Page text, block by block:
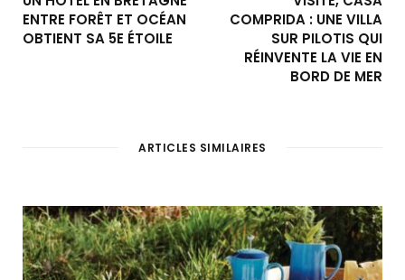
ENTRE FORÊT ET OCÉAN
OBTIENT SA 5E ÉTOILE
COMPRIDA : UNE VILLA
SUR PILOTIS QUI
RÉINVENTE LA VIE EN
BORD DE MER
ARTICLES SIMILAIRES